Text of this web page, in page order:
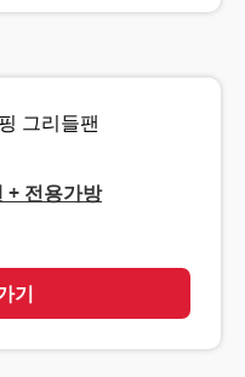
+ 전용가방
기